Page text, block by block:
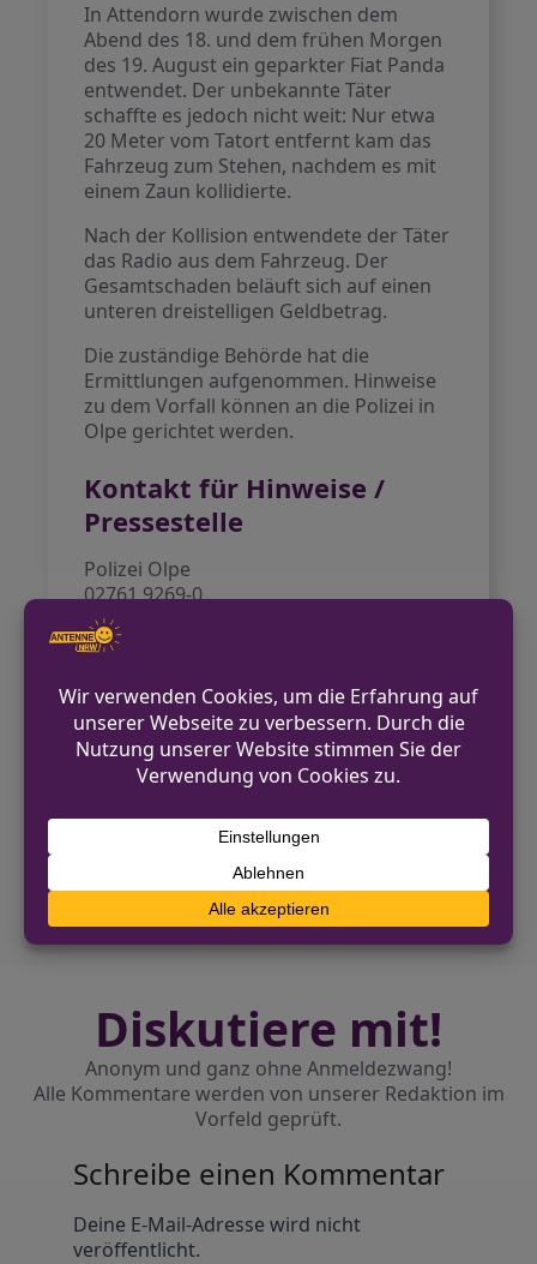
In Attendorn wurde zwischen dem
Abend des 18. und dem frühen Morgen
des 19. August ein geparkter Fiat Panda
entwendet. Der unbekannte Täter
schaffte es jedoch nicht weit: Nur etwa
20 Meter vom Tatort entfernt kam das
Fahrzeug zum Stehen, nachdem es mit
einem Zaun kollidierte.
Nach der Kollision entwendete der Täter
das Radio aus dem Fahrzeug. Der
Gesamtschaden beläuft sich auf einen
unteren dreistelligen Geldbetrag.
Die zuständige Behörde hat die
Ermittlungen aufgenommen. Hinweise
zu dem Vorfall können an die Polizei in
Olpe gerichtet werden.
Kontakt für Hinweise /
Pressestelle
Polizei Olpe
02761 9269-0
pressestelle.olpe@polizei.nrw.de
https://olpe.polizei.nrw/
VORHERIGER BEITRAG
Einbruch in Vereinsheim in Eschweiler –
Polizei sucht Zeugen
Verkehrsunfall mit Krad in Lennestadt: 17-
Diskutiere mit!
Anonym und ganz ohne Anmeldezwang!
Alle Kommentare werden von unserer Redaktion im
Vorfeld geprüft.
Schreibe einen Kommentar
Deine E-Mail-Adresse wird nicht
veröffentlicht.